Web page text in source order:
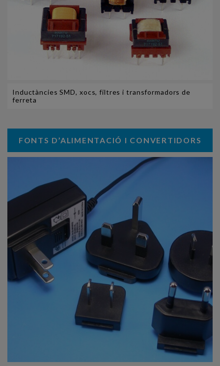
Inductàncies SMD, xocs, filtres i transformadors de
ferreta
FONTS D’ALIMENTACIÓ I CONVERTIDORS